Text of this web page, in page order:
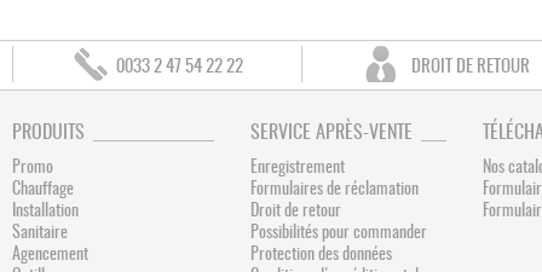
0033 2 47 54 22 22 DROIT DE RETOUR
PRODUITS
Promo
Chauffage
Installation
Sanitaire
Agencement
SERVICE APRÈS-VENTE
Enregistrement
Formulaires de réclamation
Droit de retour
Possibilités pour commander
Protection des données
Nos